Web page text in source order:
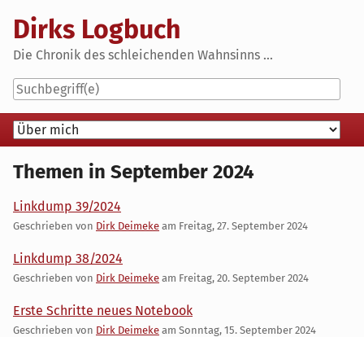
content
Dirks Logbuch
Die Chronik des schleichenden Wahnsinns ...
Navigation
Themen in September 2024
Linkdump 39/2024
Geschrieben von Dirk Deimeke am Freitag, 27. September 2024
Linkdump 38/2024
Geschrieben von Dirk Deimeke am Freitag, 20. September 2024
Erste Schritte neues Notebook
Geschrieben von Dirk Deimeke am Sonntag, 15. September 2024